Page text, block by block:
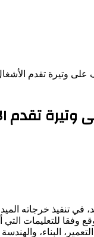
وتيرة تقدم
تقدم
في تنفيذ خرجاته
وفقا للتعليمات